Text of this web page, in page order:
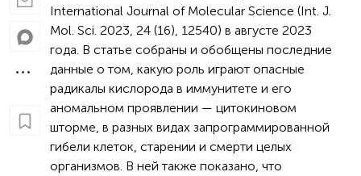
International Journal of Molecular Science (Int. J.
Mol. Sci. 2023, 24 (16), 12540) в августе 2023
года. В статье собраны и обобщены последние
данные о том, какую роль играют опасные
радикалы кислорода в иммунитете и его
аномальном проявлении — цитокиновом
шторме, в разных видах запрограммированной
гибели клеток, старении и смерти целых
организмов. В ней также показано, что